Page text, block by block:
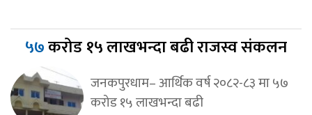
५७करोड १५ लाखभन्दा बढी राजस्व संकलन
जनकपुरधाम– आर्थिक वर्ष २०८२-८३ मा ५७
करोड १५ लाखभन्दा बढी